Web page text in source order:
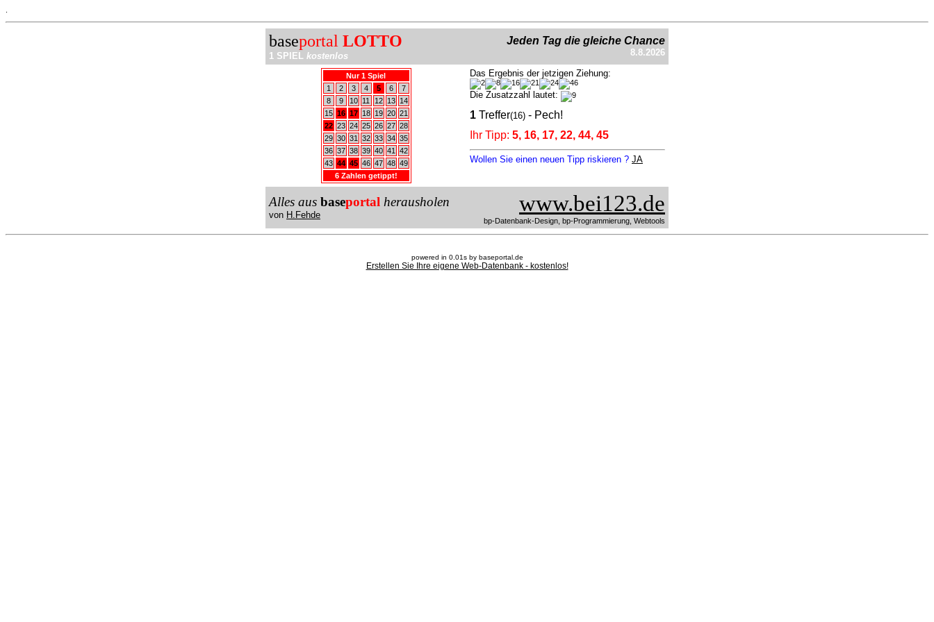
baseportal LOTTO
1 SPIEL kostenlos
Jeden Tag die gleiche Chance
8.8.2026
Nur 1 Spiel
1
2 3 4 5 6
7
8
9 10 11 12 13
14
15 16 17 18 19 20 21
22 23 24 25 26 27 28
29 30 31 32 33 34 35
36 37 38 39 40 41
42
43 44 45 46 47 48 49
6 Zahlen getippt!
Das Ergebnis der jetzigen Ziehung:
Die Zusatzzahl lautet:
1 Treffer(16) - Pech!
Ihr Tipp: 5, 16, 17, 22, 44, 45
Wollen Sie einen neuen Tipp riskieren ? JA
Alles aus baseportal herausholen
von H.Fehde www.bei123.de
bp-Datenbank-Design, bp-Programmierung, Webtools
powered in 0.01s by baseportal.de
Erstellen Sie Ihre eigene Web-Datenbank - kostenlos!